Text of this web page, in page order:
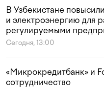
В Узбекистане
и электроэнергию для
регулируемыми
Сегодня, 13:00
«Микрокредитбанк» и
сотрудничество